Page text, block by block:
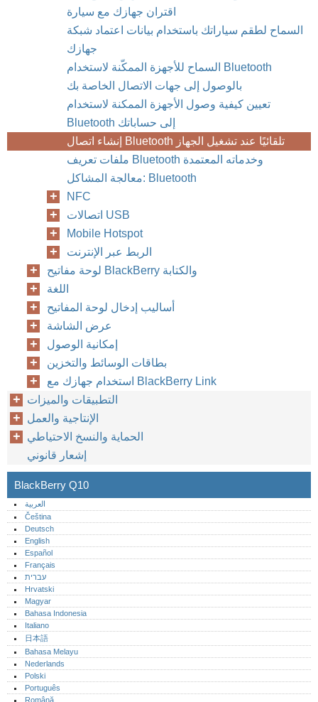
اقتران جهازك مع سيارة
السماح لطقم سياراتك باستخدام بيانات اعتماد شبكة
جهازك
السماح للأجهزة الممكّنة لاستخدام Bluetooth
بالوصول إلى جهات الاتصال الخاصة بك
تعيين كيفية وصول الأجهزة الممكنة لاستخدام
Bluetooth إلى حساباتك
إنشاء اتصال Bluetooth تلقائيًا عند تشغيل الجهاز
ملفات تعريف Bluetooth وخدماته المعتمدة
معالجة المشاكل: Bluetooth
NFC
اتصالات USB
Mobile Hotspot
الربط عبر الإنترنت
لوحة مفاتيح BlackBerry والكتابة
اللغة
أساليب إدخال لوحة المفاتيح
عرض الشاشة
إمكانية الوصول
بطاقات الوسائط والتخزين
استخدام جهازك مع BlackBerry Link
التطبيقات والميزات
الإنتاجية والعمل
الحماية والنسخ الاحتياطي
إشعار قانوني
BlackBerry Q10
العربية
Čeština
Deutsch
English
Español
Français
עברית
Hrvatski
Magyar
Bahasa Indonesia
Italiano
日本語
Bahasa Melayu
Nederlands
Polski
Português‎
Română